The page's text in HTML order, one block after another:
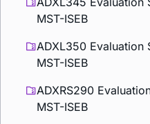
MST-ISEB
ADXL350 Evaluation
MST-ISEB
ADXRS290
MST-ISEB